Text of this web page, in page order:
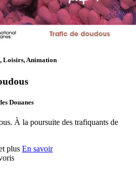
Loisirs, Animation
Douanes
À la poursuite des trafiquants de
plus En savoir